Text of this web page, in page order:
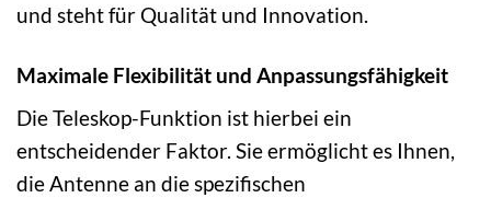
und steht für Qualität und Innovation.
Maximale Flexibilität und Anpassungsfähigkeit
Die Teleskop-Funktion ist hierbei ein
entscheidender Faktor. Sie ermöglicht es Ihnen,
die Antenne an die spezifischen